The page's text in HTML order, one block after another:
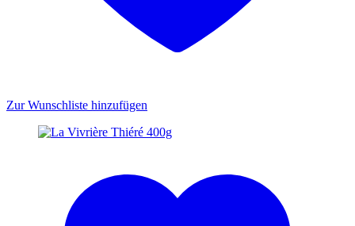
Zur Wunschliste hinzufügen